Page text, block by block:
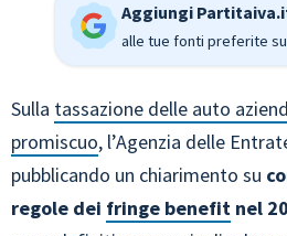
Aggiungi
alle tue fonti preferite
Sulla tassazione delle auto
promiscuo, l’Agenzia delle
pubblicando un chiarimento su
regole dei fringe benefit nel